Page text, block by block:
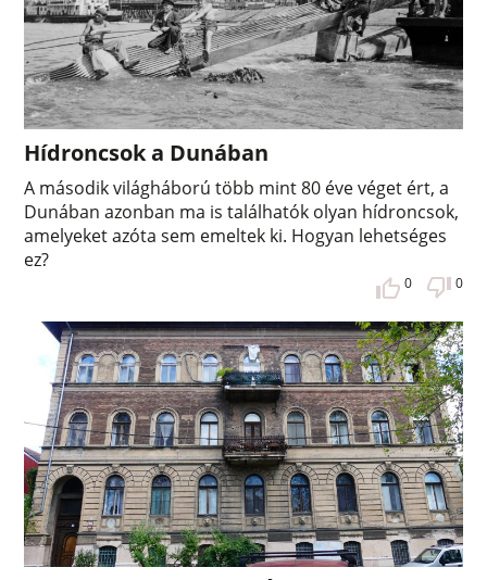
Hídroncsok a Dunában
A második világháború több mint 80 éve véget ért, a
Dunában azonban ma is találhatók olyan hídroncsok,
amelyeket azóta sem emeltek ki. Hogyan lehetséges
ez?
0 0